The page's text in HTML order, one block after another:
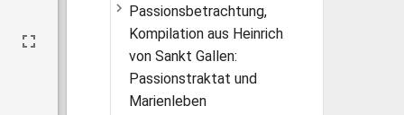
Passionsbetrachtung,
Kompilation aus Heinrich
von Sankt Gallen:
Passionstraktat und
Marienleben